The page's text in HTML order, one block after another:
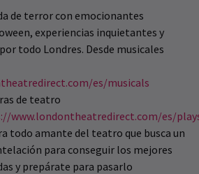
de terror con emocionantes
experiencias inquietantes y
todo Londres. Desde musicales
es/musicals
de teatro
www.londontheatredirect.com/es/
todo amante del teatro que busca un
para conseguir los mejores
y prepárate para pasarlo